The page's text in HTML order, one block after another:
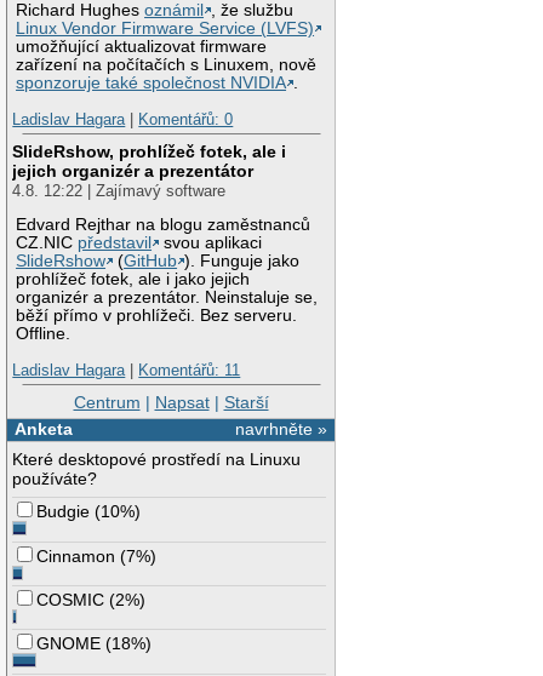
Richard Hughesoznámil
, že službu
Linux Vendor Firmware Service (LVFS)
umožňující aktualizovat firmware
zařízení na počítačích s Linuxem, nově
sponzoruje také společnost NVIDIA .
Ladislav Hagara| Komentářů: 0
SlideRshow, prohlížeč fotek, ale i
jejich organizér a prezentátor
4.8. 12:22 | Zajímavý software
Edvard Rejthar na blogu zaměstnanců
CZ.NIC představil
svou aplikaci
SlideRshow
(GitHub ). Funguje jako
prohlížeč fotek, ale i jako jejich
organizér a prezentátor. Neinstaluje se,
běží přímo v prohlížeči. Bez serveru.
Offline.
Ladislav Hagara| Komentářů: 11
Centrum | Napsat| Starší
navrhněte »
Anketa
Které desktopové prostředí na Linuxu
používáte?
Budgie (10%)
Cinnamon (7%)
COSMIC (2%)
GNOME (18%)